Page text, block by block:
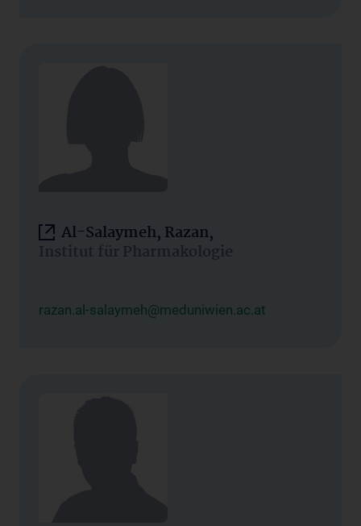
Al-Salaymeh, Razan,
Institut für Pharmakologie
razan.al-salaymeh@meduniwien.ac.at